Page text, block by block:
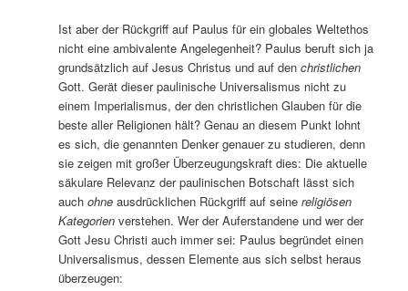
Ist aber der Rückgriff auf Paulus für ein globales Weltethos
nicht eine ambivalente Angelegenheit? Paulus beruft sich ja
grundsätzlich auf Jesus Christus und auf denchristlichen
Gott. Gerät dieser paulinische Universalismus nicht zu
einem Imperialismus, der den christlichen Glauben für die
beste aller Religionen hält? Genau an diesem Punkt lohnt
es sich, die genannten Denker genauer zu studieren, denn
sie zeigen mit großer Überzeugungskraft dies: Die aktuelle
säkulare Relevanz der paulinischen Botschaft lässt sich
auchohne ausdrücklichen Rückgriff auf seinereligiösen
Kategorien verstehen. Wer der Auferstandene und wer der
Gott Jesu Christi auch immer sei: Paulus begründet einen
Universalismus, dessen Elemente aus sich selbst heraus
überzeugen: